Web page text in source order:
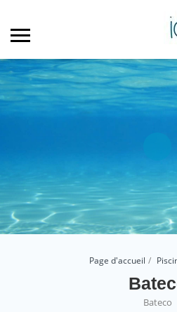
Page d'accueil
Bateco